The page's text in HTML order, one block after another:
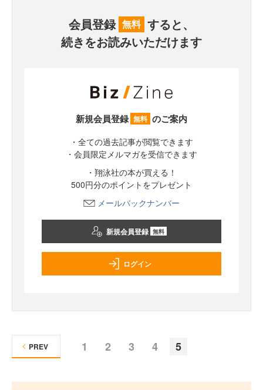
会員登録 無料 すると、
続きをお読みいただけます
新規会員登録 無料 のご案内
・全ての過去記事が閲覧できます
・会員限定メルマガを受信できます
・翔泳社の本が買える！
500円分のポイントをプレゼント
メールバックナンバー
新規会員登録 無料
ログイン
1 2 3 4 5
PREV